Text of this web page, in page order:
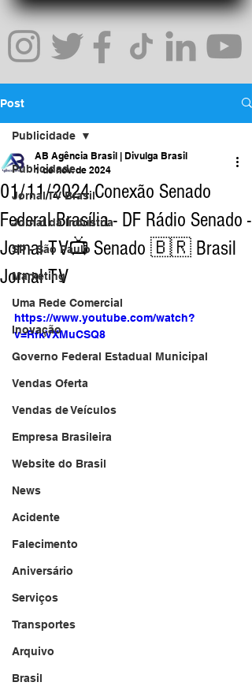
Post
Publicidade
Jornal TV Brasil
Jornal da Indústria
SP - São Paulo
Marketing
Uma Rede Comercial
Inovação
Governo Federal Estadual Municipal
Vendas Oferta
Vendas de Veículos
Empresa Brasileira
Website do Brasil
News
Acidente
Falecimento
Aniversário
Serviços
Transportes
Arquivo
Brasil
Publicidade
01/11/2024 Conexão Senado
Federal Brasília - DF Rádio Senado -
Jornal TV📺 Senado 🇧🇷 Brasil
Jornal TV
AB Agência Brasil | Divulga Brasil
1 de nov. de 2024
https://www.youtube.com/watch?
v=RfkVXMuCSQ8